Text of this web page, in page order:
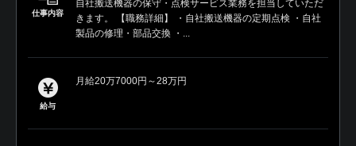
仕事内容
自社搬送機器の保守・点検サービス業務を担当していただ
きます。 【職務詳細】 ・自社搬送機器の定期点検 ・自社
製品の修理・部品交換 ・...
給与
月給20万7000円～28万円